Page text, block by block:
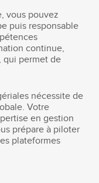
vous pouvez
puis responsable
continue,
qui permet de
nécessite de
Votre
en gestion
prépare à piloter
plateformes